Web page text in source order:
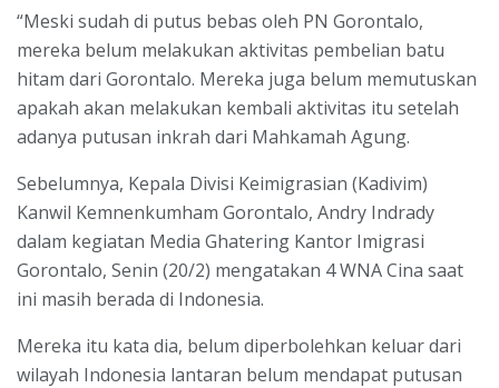
“Meski sudah di putus bebas oleh PN Gorontalo,
mereka belum melakukan aktivitas pembelian batu
hitam dari Gorontalo. Mereka juga belum memutuskan
apakah akan melakukan kembali aktivitas itu setelah
adanya putusan inkrah dari Mahkamah Agung.
Sebelumnya, Kepala Divisi Keimigrasian (Kadivim)
Kanwil Kemnenkumham Gorontalo, Andry Indrady
dalam kegiatan Media Ghatering Kantor Imigrasi
Gorontalo, Senin (20/2) mengatakan 4 WNA Cina saat
ini masih berada di Indonesia.
Mereka itu kata dia, belum diperbolehkan keluar dari
wilayah Indonesia lantaran belum mendapat putusan